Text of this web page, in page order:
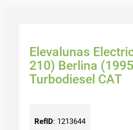
Elevalunas
210) Berlina
Turbodiesel CAT
RefID: 1213644